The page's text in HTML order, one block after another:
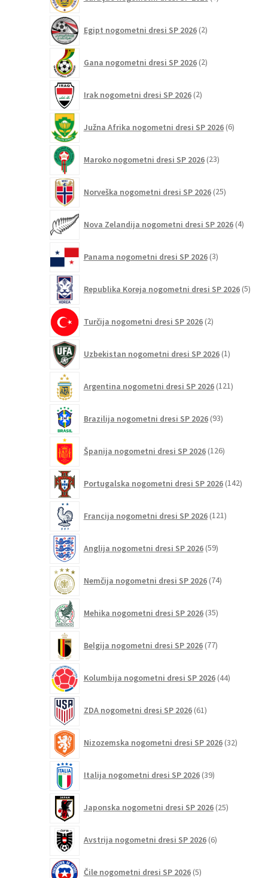
izdelkov
Egipt nogometni dresi SP 2026 2izdelka
Gana nogometni dresi SP 2026 2izdelka
Irak nogometni dresi SP 2026 2izdelka
Južna Afrika nogometni dresi SP 2026 6izdelkov
Maroko nogometni dresi SP 2026 23izdelkov
Norveška nogometni dresi SP 2026 25izdelkov
Nova Zelandija nogometni dresi SP 2026 4izdelki
Panama nogometni dresi SP 2026 3izdelki
Republika Koreja nogometni dresi SP 2026 5
Turčija nogometni dresi SP 2026 2izdelka
Uzbekistan nogometni dresi SP 2026 1izdelek
Argentina nogometni dresi SP 2026 121izdelkov
Brazilija nogometni dresi SP 2026 93izdelkov
Španija nogometni dresi SP 2026 126izdelkov
Portugalska nogometni dresi SP 2026 142
Francija nogometni dresi SP 2026 121izdelkov
Anglija nogometni dresi SP 2026 59izdelkov
Nemčija nogometni dresi SP 2026 74izdelkov
Mehika nogometni dresi SP 2026 35izdelkov
Belgija nogometni dresi SP 2026 77izdelkov
Kolumbija nogometni dresi SP 2026 44izdelkov
ZDA nogometni dresi SP 2026 61izdelkov
Nizozemska nogometni dresi SP 2026 32izdelkov
Italija nogometni dresi SP 2026 39izdelkov
Japonska nogometni dresi SP 2026 25izdelkov
Avstrija nogometni dresi SP 2026 6izdelkov
Čile nogometni dresi SP 2026 5